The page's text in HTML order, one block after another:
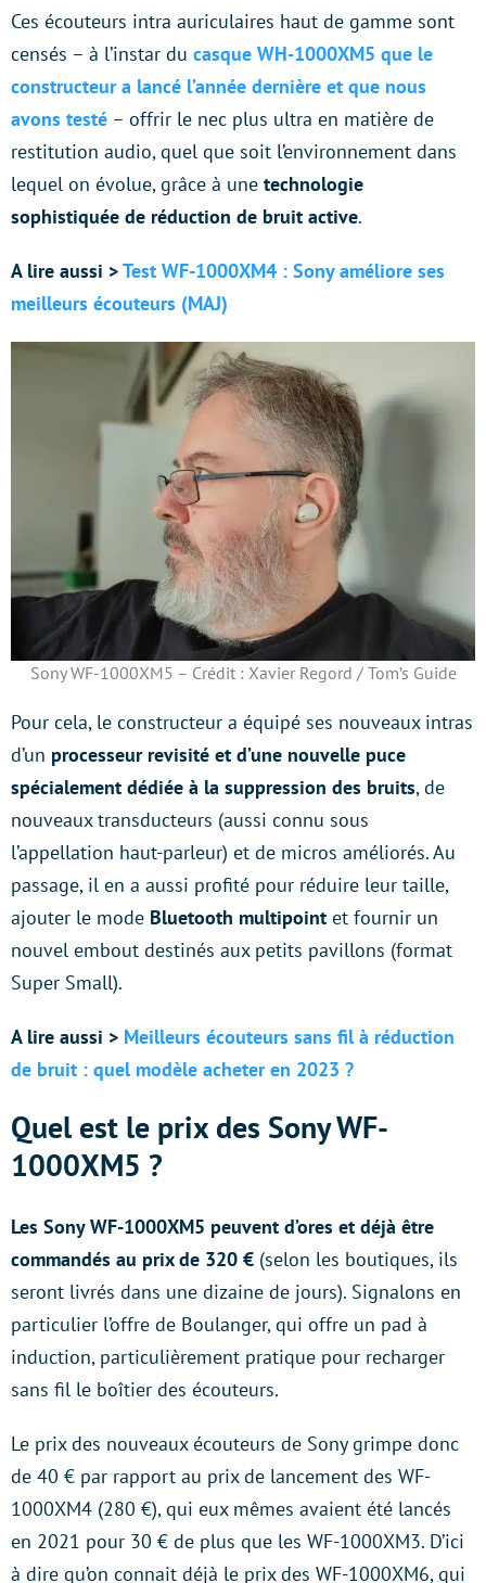
Ces écouteurs intra auriculaires haut de gamme sont
censés – à l’instar du casque WH-1000XM5 que le
constructeur a lancé l’année dernière et que nous
avons testé – offrir le nec plus ultra en matière de
restitution audio, quel que soit l’environnement dans
lequel on évolue, grâce à une technologie
sophistiquée de réduction de bruit active.
A lire aussi >Test WF-1000XM4 : Sony améliore ses
meilleurs écouteurs (MAJ)
Sony WF-1000XM5 – Crédit : Xavier Regord / Tom’s Guide
Pour cela, le constructeur a équipé ses nouveaux intras
d’un processeur revisité et d’une nouvelle puce
spécialement dédiée à la suppression des bruits, de
nouveaux transducteurs (aussi connu sous
l’appellation haut-parleur) et de micros améliorés. Au
passage, il en a aussi profité pour réduire leur taille,
ajouter le mode Bluetooth multipoint et fournir un
nouvel embout destinés aux petits pavillons (format
Super Small).
A lire aussi > Meilleurs écouteurs sans fil à réduction
de bruit : quel modèle acheter en 2023 ?
Quel est le prix des Sony WF-
1000XM5 ?
Les Sony WF-1000XM5 peuvent d’ores et déjà être
commandés au prix de 320 € (selon les boutiques, ils
seront livrés dans une dizaine de jours). Signalons en
particulier l’offre de Boulanger, qui offre un pad à
induction, particulièrement pratique pour recharger
sans fil le boîtier des écouteurs.
Le prix des nouveaux écouteurs de Sony grimpe donc
de 40 € par rapport au prix de lancement des WF-
1000XM4 (280 €), qui eux mêmes avaient été lancés
en 2021 pour 30 € de plus que les WF-1000XM3. D’ici
à dire qu’on connait déjà le prix des WF-1000XM6, qui